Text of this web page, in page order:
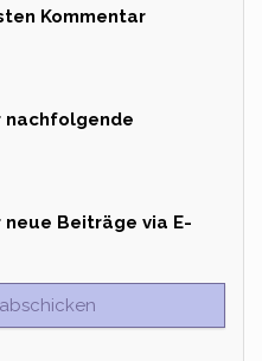
Kommentar
nachfolgende
Beiträge via E-